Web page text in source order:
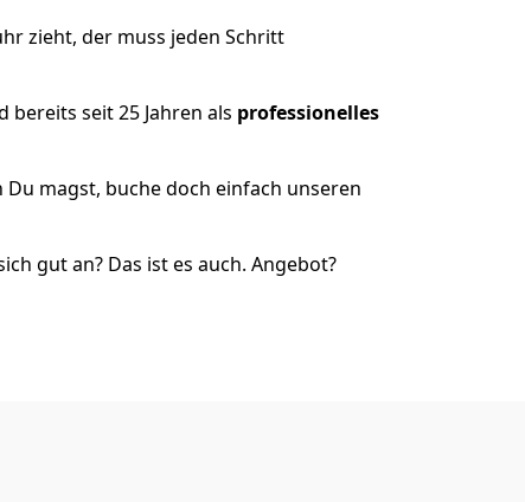
zieht, der muss jeden Schritt
seit 25 Jahren als professionelles
magst, buche doch einfach unseren
gut an? Das ist es auch. Angebot?